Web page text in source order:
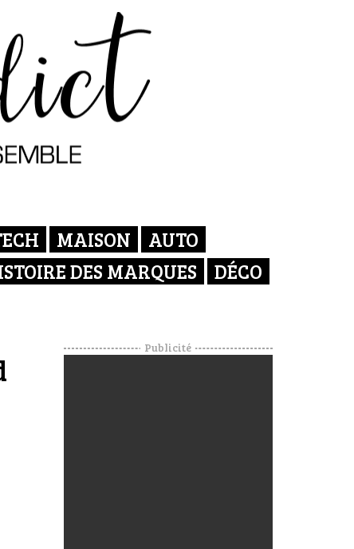
MAISON
AUTO
DES MARQUES
DÉCO
Publicité